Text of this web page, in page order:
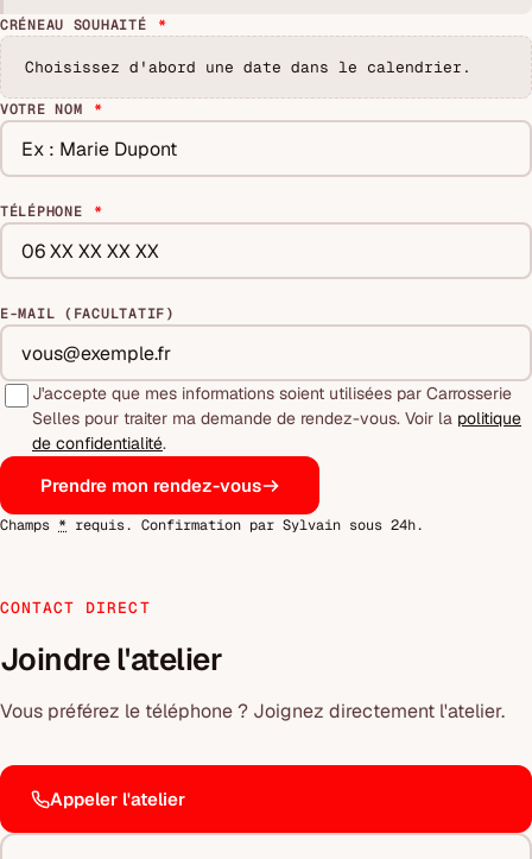
CRÉNEAU SOUHAITÉ *
Choisissez d'abord une date dans le calendrier.
VOTRE NOM *
TÉLÉPHONE *
E-MAIL (FACULTATIF)
J'accepte que mes informations soient utilisées par Carrosserie
Selles pour traiter ma demande de rendez-vous. Voir la politique
de confidentialité.
Prendre mon rendez-vous
Champs * requis. Confirmation par Sylvain sous 24h.
CONTACT DIRECT
Joindre l'atelier
Vous préférez le téléphone ? Joignez directement l'atelier.
Appeler l'atelier